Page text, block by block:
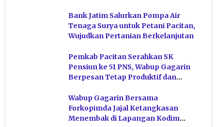
Bank Jatim Salurkan Pompa Air
Tenaga Surya untuk Petani Pacitan,
Wujudkan Pertanian Berkelanjutan
Pemkab Pacitan Serahkan SK
Pensiun ke 51 PNS, Wabup Gagarin
Berpesan Tetap Produktif dan
Wabup Gagarin Bersama
Forkopimda Jajal Ketangkasan
Menembak di Lapangan Kodim